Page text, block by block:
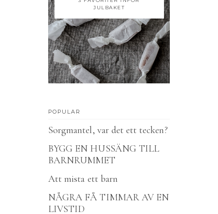
JULBAKET
POPULAR
Sorgmantel, var det ett tecken?
BYGG EN HUSSÄNG TILL
BARNRUMMET
Att mista ett barn
NÅGRA FÅ TIMMAR AV EN
LIVSTID